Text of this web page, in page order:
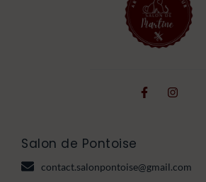
Salon de Pontoise
contact.salonpontoise@gmail.com